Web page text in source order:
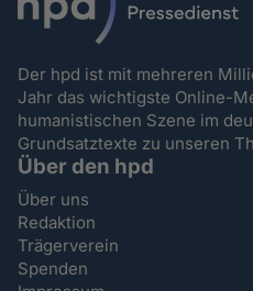
Der hpd ist mit mehreren
Jahr das wichtigste Online-
humanistischen Szene im
Grundsatztexte zu unseren
Über den hpd
Über uns
Redaktion
Trägerverein
Spenden